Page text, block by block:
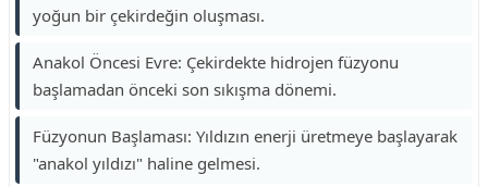
yoğun bir çekirdeğin oluşması.
Anakol Öncesi Evre: Çekirdekte hidrojen füzyonu
başlamadan önceki son sıkışma dönemi.
Füzyonun Başlaması: Yıldızın enerji üretmeye başlayarak
"anakol yıldızı" haline gelmesi.